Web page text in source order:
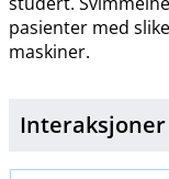
pasienter med
maskiner.
Interaksjoner